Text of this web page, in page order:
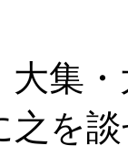
大集
之を